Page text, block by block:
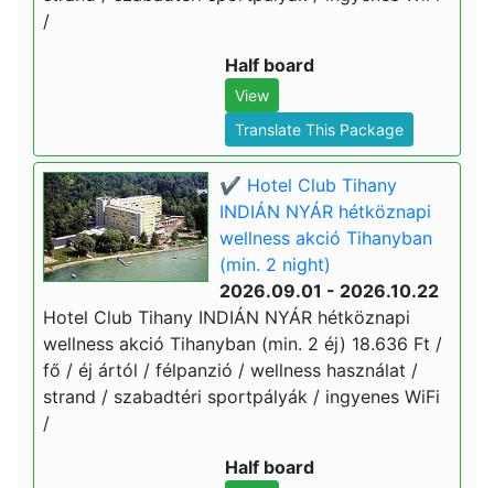
/
Half board
View
Translate This Package
✔️ Hotel Club Tihany
INDIÁN NYÁR hétköznapi
wellness akció Tihanyban
(min. 2 night)
2026.09.01 - 2026.10.22
Hotel Club Tihany INDIÁN NYÁR hétköznapi
wellness akció Tihanyban (min. 2 éj) 18.636 Ft /
fő / éj ártól / félpanzió / wellness használat /
strand / szabadtéri sportpályák / ingyenes WiFi
/
Half board